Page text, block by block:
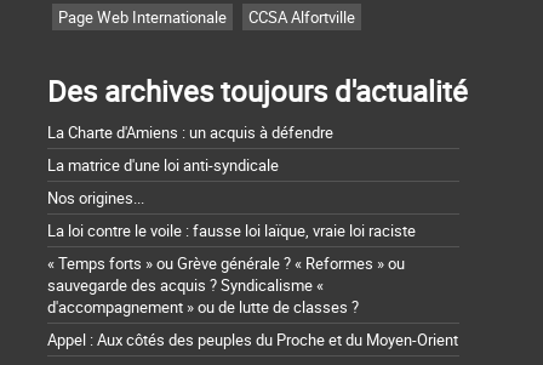
Page Web Internationale
CCSA Alfortville
Des archives toujours d'actualité
La Charte d'Amiens : un acquis à défendre
La matrice d'une loi anti-syndicale
Nos origines...
La loi contre le voile : fausse loi laïque, vraie loi raciste
« Temps forts » ou Grève générale ? « Reformes » ou
sauvegarde des acquis ? Syndicalisme «
d'accompagnement » ou de lutte de classes ?
Appel : Aux côtés des peuples du Proche et du Moyen-Orient